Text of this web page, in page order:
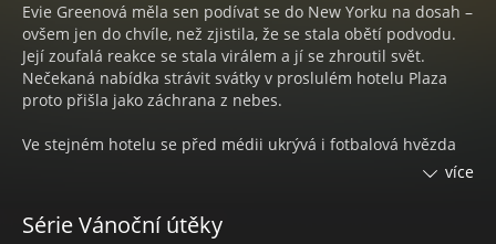
Evie Greenová měla sen podívat se do New Yorku na dosah –
ovšem jen do chvíle, než zjistila, že se stala obětí podvodu.
Její zoufalá reakce se stala virálem a jí se zhroutil svět.
Nečekaná nabídka strávit svátky v proslulém hotelu Plaza
proto přišla jako záchrana z nebes.
Ve stejném hotelu se před médii ukrývá i fotbalová hvězda
vystupovat s Evie jako vášnivě zamilovaný pár.
více
Série Vánoční útěky